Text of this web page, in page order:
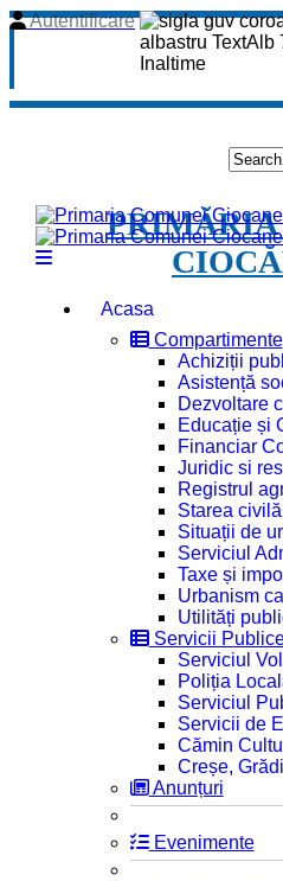
Autentificare
Acasa
Compartimente
Achiziții
Asistență
Dezvoltare
Educație și
Financiar
Juridic si
Registrul
Starea civilă
Situații de
Serviciul
Taxe și
Urbanism
Utilități
Servicii
Serviciul
Poliția
Serviciul
Servicii de
Cămin
Creșe,
Anunțuri
Evenimente